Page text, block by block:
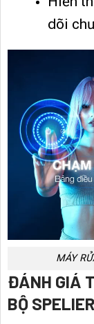
dõi
MÁY
ĐÁNH GIÁ
BỘ SPELIER